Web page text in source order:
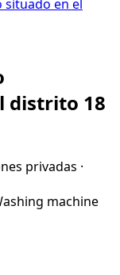
distrito 18
privadas ·
machine